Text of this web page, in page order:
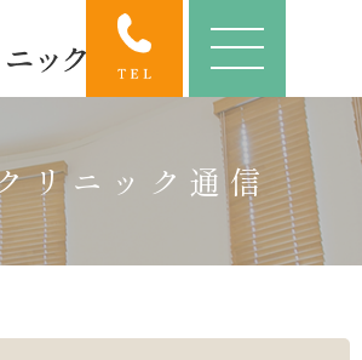
リニック通信